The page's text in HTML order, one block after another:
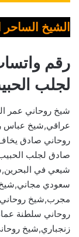
الشيخ الساحر
رقم
لجلب
شيخ روحاني عمر
عراقي,شيخ عباس
روحاني صادق
صادق لجلب
شيعي في
سعودي
مجرب,شيخ
روحاني سلطنة
زنجباري,شيخ